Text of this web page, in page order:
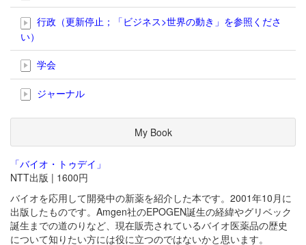
行政（更新停止；「ビジネス>世界の動き」を参照くださ
い）
学会
ジャーナル
My Book
「バイオ・トゥデイ」
NTT出版 | 1600円
バイオを応用して開発中の新薬を紹介した本です。2001年10月に
出版したものです。Amgen社のEPOGEN誕生の経緯やグリベック
誕生までの道のりなど、現在販売されているバイオ医薬品の歴史
について知りたい方には役に立つのではないかと思います。